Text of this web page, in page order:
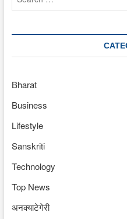
Bharat
Business
Lifestyle
Sanskriti
Technology
Top News
अनक्याटेगेरी